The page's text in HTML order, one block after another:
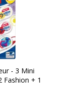
- 3 Mini
Fashion + 1